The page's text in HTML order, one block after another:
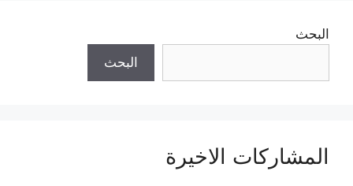
البحث
البحث
المشاركات الاخيرة